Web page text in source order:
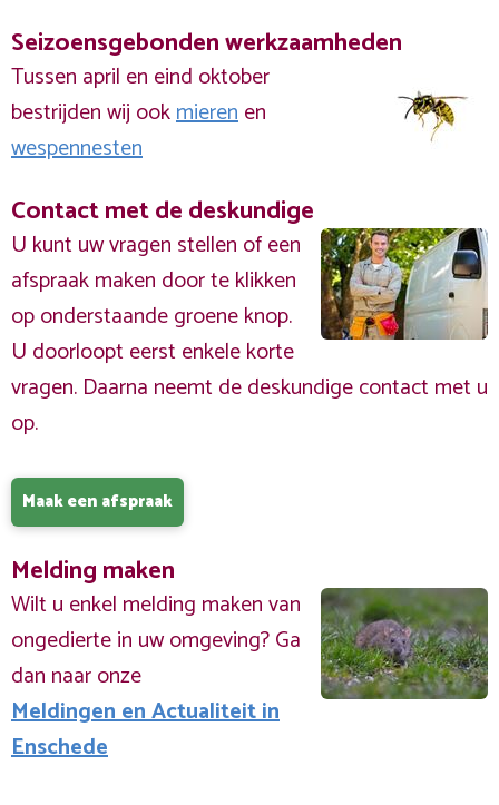
Seizoensgebonden werkzaamheden
Tussen april en eind oktober
bestrijden wij ookmierenen
wespennesten
Contact met de deskundige
U kunt uw vragen stellen of een
afspraak maken door te klikken
op onderstaande groene knop.
U doorloopt eerst enkele korte
vragen. Daarna neemt de deskundige contact met u
op.
Maak een afspraak
Melding maken
Wilt u enkel melding maken van
ongedierte in uw omgeving? Ga
dan naar onze
Meldingen en Actualiteit in
Enschede